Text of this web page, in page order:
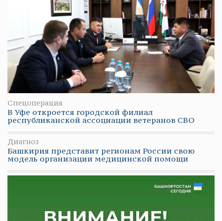
Спецоперация
В Уфе откроется городской филиал
республиканской ассоциации ветеранов СВО
Диагноз
Башкирия представит регионам России свою
модель организации медицинской помощи